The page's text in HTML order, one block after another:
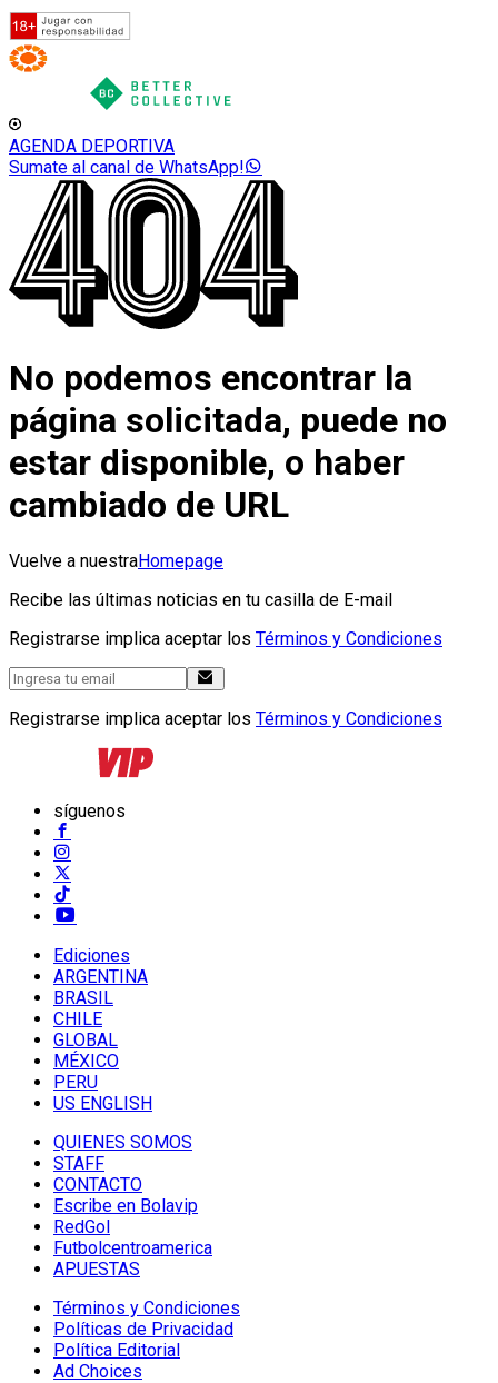
AGENDA DEPORTIVA
Sumate al canal de WhatsApp!
No podemos encontrar la
página solicitada, puede no
estar disponible, o haber
cambiado de URL
Vuelve a nuestraHomepage
Recibe las últimas noticias en tu casilla de E-mail
Registrarse implica aceptar los Términos y Condiciones
Registrarse implica aceptar los Términos y Condiciones
síguenos
Ediciones
ARGENTINA
BRASIL
CHILE
GLOBAL
MÉXICO
PERU
US ENGLISH
QUIENES SOMOS
STAFF
CONTACTO
Escribe en Bolavip
RedGol
Futbolcentroamerica
APUESTAS
Términos y Condiciones
Políticas de Privacidad
Política Editorial
Ad Choices